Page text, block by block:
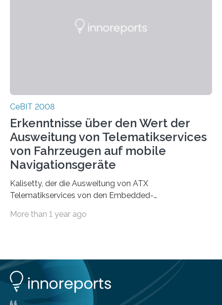
CeBIT 2008
Erkenntnisse über den Wert der
Ausweitung von Telematikservices
von Fahrzeugen auf mobile
Navigationsgeräte
Kalisetty, der die Ausweitung von ATX
Telematikservices von den Embedded-
Kommunikationsgeräte leitet, wird genau…
More than 1 year ago